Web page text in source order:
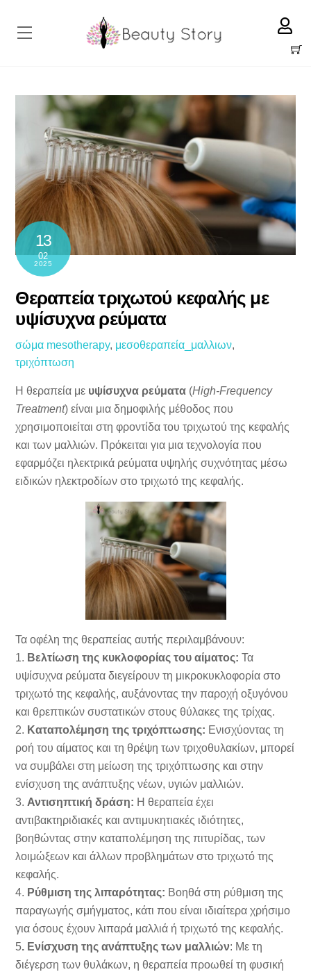
Menu
Cart
13
02
2025
Θεραπεία τριχωτού κεφαλής με
υψίσυχνα ρεύματα
σώμα mesotherapy, μεσοθεραπεία_μαλλιων,
τριχόπτωση
Η θεραπεία με υψίσυχνα ρεύματα (High-Frequency
Treatment) είναι μια δημοφιλής μέθοδος που
χρησιμοποιείται στη φροντίδα του τριχωτού της κεφαλής
και των μαλλιών. Πρόκειται για μια τεχνολογία που
εφαρμόζει ηλεκτρικά ρεύματα υψηλής συχνότητας μέσω
ειδικών ηλεκτροδίων στο τριχωτό της κεφαλής.
Τα οφέλη της θεραπείας αυτής περιλαμβάνουν:
1. Βελτίωση της κυκλοφορίας του αίματος: Τα
υψίσυχνα ρεύματα διεγείρουν τη μικροκυκλοφορία στο
τριχωτό της κεφαλής, αυξάνοντας την παροχή οξυγόνου
και θρεπτικών συστατικών στους θύλακες της τρίχας.
2. Καταπολέμηση της τριχόπτωσης: Ενισχύοντας τη
ροή του αίματος και τη θρέψη των τριχοθυλακίων, μπορεί
να συμβάλει στη μείωση της τριχόπτωσης και στην
ενίσχυση της ανάπτυξης νέων, υγιών μαλλιών.
3. Αντισηπτική δράση: Η θεραπεία έχει
αντιβακτηριδιακές και αντιμυκητιακές ιδιότητες,
βοηθώντας στην καταπολέμηση της πιτυρίδας, των
λοιμώξεων και άλλων προβλημάτων στο τριχωτό της
κεφαλής.
4. Ρύθμιση της λιπαρότητας: Βοηθά στη ρύθμιση της
παραγωγής σμήγματος, κάτι που είναι ιδιαίτερα χρήσιμο
για όσους έχουν λιπαρά μαλλιά ή τριχωτό της κεφαλής.
5. Ενίσχυση της ανάπτυξης των μαλλιών: Με τη
διέγερση των θυλάκων, η θεραπεία προωθεί τη φυσική